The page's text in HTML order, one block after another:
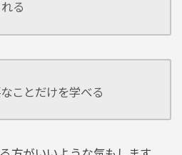
る
ことだけを学べる